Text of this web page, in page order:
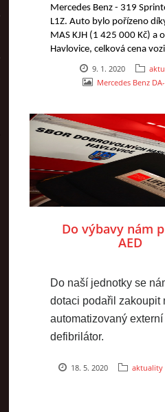
Mercedes Benz - 319
L1Z. Auto bylo pořízeno
MAS KJH (1 425 000 Kč) a
Havlovice, celková cena
730 000 korun.
9. 1. 2020
Mercedes Benz
Do výbavy nám
AED
Do naší jednotky se
dotaci podařil zakoupit
automatizovaný externí
defibrilátor.
“Lifepak 1000  byl
18. 5. 2020 aktuality